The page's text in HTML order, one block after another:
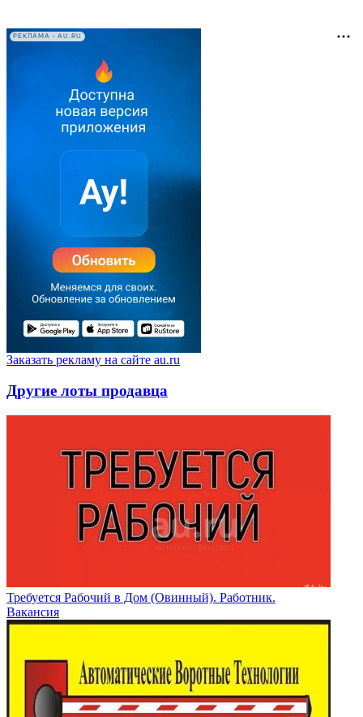
РЕКЛАМА • AU.RU
Заказать рекламу на сайте au.ru
Другие лоты продавца
Требуется Рабочий в Дом (Овинный). Работник.
Вакансия